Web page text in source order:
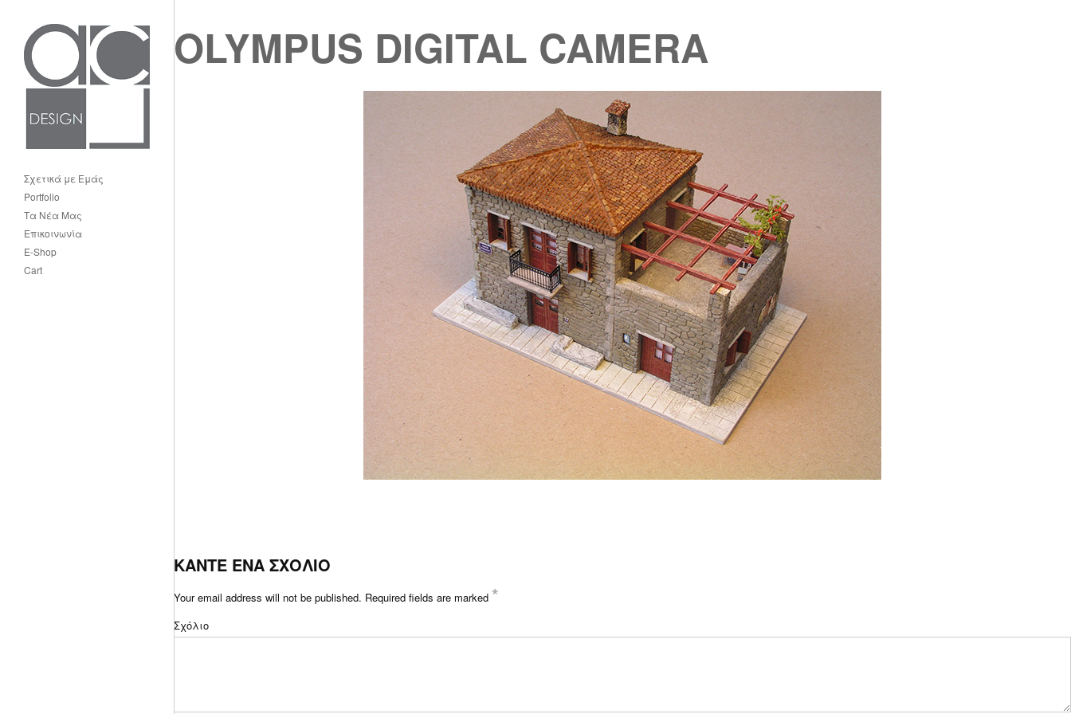
Σχετικά με Εμάς
Portfolio
Τα Νέα Μας
Επικοινωνία
E-Shop
Cart
OLYMPUS DIGITAL CAMERA
ΚΑΝΤΕ ΕΝΑ ΣΧΟΛΙΟ
Your email address will not be published. Required fields are marked *
Σχόλιο